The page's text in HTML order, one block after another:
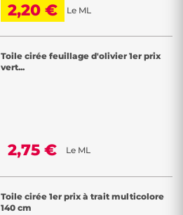
2,20 €
Le ML
Toile cirée feuillage d'olivier 1er prix
vert...
2,75 € Le ML
Toile cirée 1er prix à trait multicolore
140 cm